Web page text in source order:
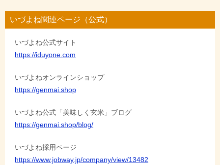
ビ
ゲ
いづよね関連ページ（公式）
いづよね公式サイト
https://iduyone.com
いづよねオンラインショップ
https://genmai.shop
いづよね公式「美味しく玄米」ブログ
https://genmai.shop/blog/
いづよね採用ページ
https://www.jobway.jp/company/view/13482